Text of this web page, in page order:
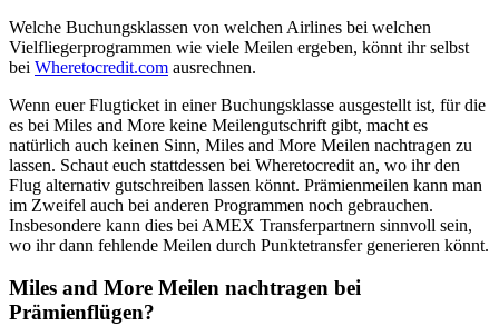
Welche Buchungsklassen von welchen Airlines bei welchen
Vielfliegerprogrammen wie viele Meilen ergeben, könnt ihr selbst
bei Wheretocredit.com ausrechnen.
Wenn euer Flugticket in einer Buchungsklasse ausgestellt ist, für die
es bei Miles and More keine Meilengutschrift gibt, macht es
natürlich auch keinen Sinn, Miles and More Meilen nachtragen zu
lassen. Schaut euch stattdessen bei Wheretocredit an, wo ihr den
Flug alternativ gutschreiben lassen könnt. Prämienmeilen kann man
im Zweifel auch bei anderen Programmen noch gebrauchen.
Insbesondere kann dies bei AMEX Transferpartnern sinnvoll sein,
wo ihr dann fehlende Meilen durch Punktetransfer generieren könnt.
Miles and More Meilen nachtragen bei
Prämienflügen?